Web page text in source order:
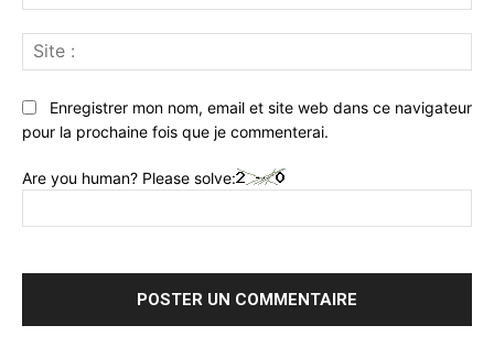
:*
:
Enregistrer mon nom, email et site web dans ce navigateur
pour la prochaine fois que je commenterai.
Are you human? Please solve: